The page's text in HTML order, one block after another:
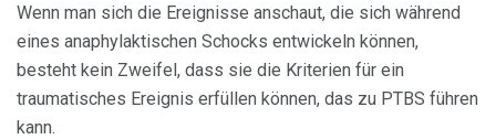
Wenn man sich die Ereignisse anschaut, die sich während
eines anaphylaktischen Schocks entwickeln können,
besteht kein Zweifel, dass sie die Kriterien für ein
traumatisches Ereignis erfüllen können, das zu PTBS führen
kann.